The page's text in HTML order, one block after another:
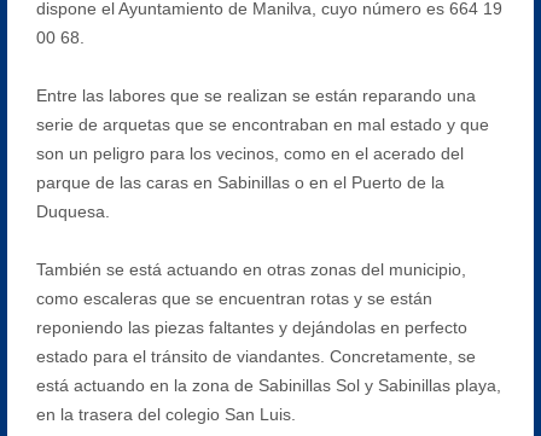
dispone el Ayuntamiento de Manilva, cuyo número es 664 19
00 68.
Entre las labores que se realizan se están reparando una
serie de arquetas que se encontraban en mal estado y que
son un peligro para los vecinos, como en el acerado del
parque de las caras en Sabinillas o en el Puerto de la
Duquesa.
También se está actuando en otras zonas del municipio,
como escaleras que se encuentran rotas y se están
reponiendo las piezas faltantes y dejándolas en perfecto
estado para el tránsito de viandantes. Concretamente, se
está actuando en la zona de Sabinillas Sol y Sabinillas playa,
en la trasera del colegio San Luis.